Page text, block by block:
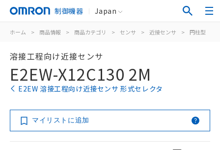
制御機器 Japan
ホーム > 商品情報 > 商品カテゴリ > センサ > 近接センサ > 円柱型
溶接工程向け近接センサ
E2EW-X12C130 2M
E2EW 溶接工程向け近接センサ 形式セレクタ
マイリストに追加